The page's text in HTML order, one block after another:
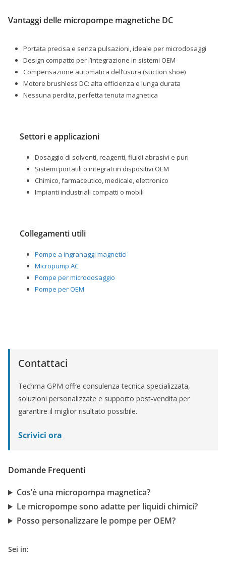
Vantaggi delle micropompe magnetiche DC
Portata precisa e senza pulsazioni, ideale per microdosaggi
Design compatto per l’integrazione in sistemi OEM
Compensazione automatica dell’usura (suction shoe)
Motore brushless DC: alta efficienza e lunga durata
Nessuna perdita, perfetta tenuta magnetica
Settori e applicazioni
Dosaggio di solventi, reagenti, fluidi abrasivi e puri
Sistemi portatili o integrati in dispositivi OEM
Chimico, farmaceutico, medicale, elettronico
Impianti industriali compatti o mobili
Collegamenti utili
Pompe a ingranaggi magnetici
Micropump AC
Pompe per microdosaggio
Pompe per OEM
Contattaci
Techma GPM offre consulenza tecnica specializzata,
soluzioni personalizzate e supporto post-vendita per
garantire il miglior risultato possibile.
Scrivici ora
Domande Frequenti
Cos’è una micropompa magnetica?
Le micropompe sono adatte per liquidi chimici?
Posso personalizzare le pompe per OEM?
Sei in: